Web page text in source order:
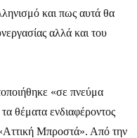
και πως αυτά θα
αλλά και του
«σε πνεύμα
θέματα ενδιαφέροντος
«Αττική Μπροστά». Από την